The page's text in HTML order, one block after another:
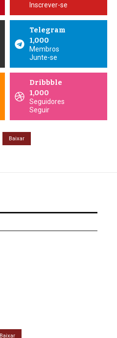
Inscrever-se
Telegram
1,000
Membros
Junte-se
Dribbble
1,000
Seguidores
Seguir
Baixar
Baixar